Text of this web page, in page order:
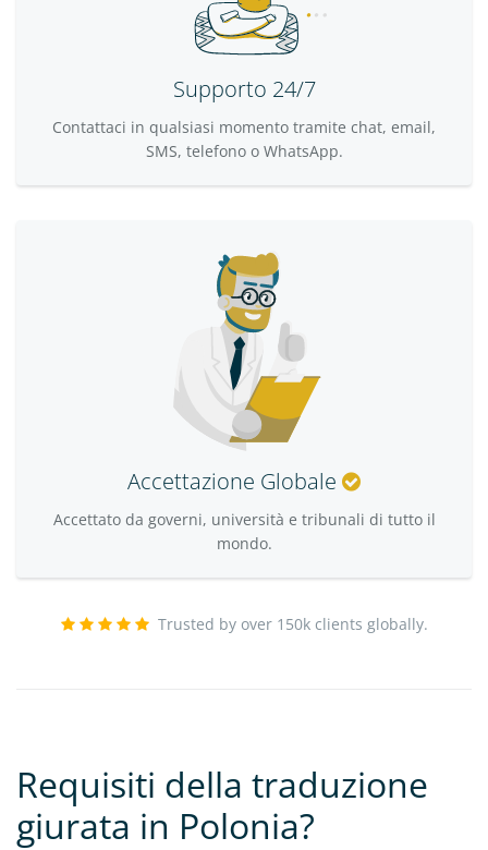
Supporto 24/7
Contattaci in qualsiasi momento tramite chat, email,
SMS, telefono o WhatsApp.
Accettazione Globale
Accettato da governi, università e tribunali di tutto il
mondo.
Trusted by over 150k clients globally.
Requisiti della traduzione
giurata in Polonia?